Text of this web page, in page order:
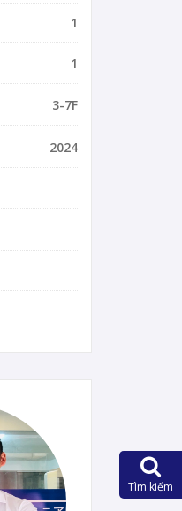
1
1
3-7F
2024
Tìm kiếm